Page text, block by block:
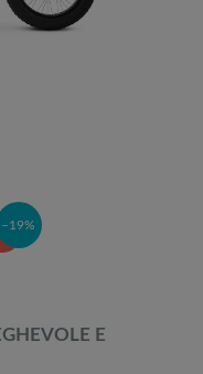
–19%
E